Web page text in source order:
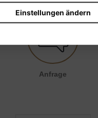
Einstellungen ändern
Anfrage